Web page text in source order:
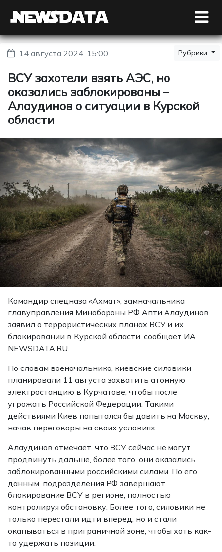
14 августа 2024, 15:00 Рубрики
ВСУ захотели взять АЭС, но
оказались заблокированы –
Алаудинов о ситуации в Курской
области
Командир спецназа «Ахмат», замначальника
главуправления Минобороны РФ Апти Алаудинов
заявил о террористических планах ВСУ и их
блокировании в Курской области, сообщает ИА
NEWSDATA.RU.
По словам военачальника, киевские силовики
планировали 11 августа захватить атомную
электростанцию в Курчатове, чтобы после
угрожать Российской Федерации. Такими
действиями Киев попытался бы давить на Москву,
начав переговоры на своих условиях.
Алаудинов отмечает, что ВСУ сейчас не могут
продвинуть дальше, более того, они оказались
заблокированными российскими силами. По его
данным, подразделения РФ завершают
блокирование ВСУ в регионе, полностью
контролируя обстановку. Более того, силовики не
только перестали идти вперед, но и стали
окапываться в приграничной зоне, чтобы хоть как-
то удержать позиции.